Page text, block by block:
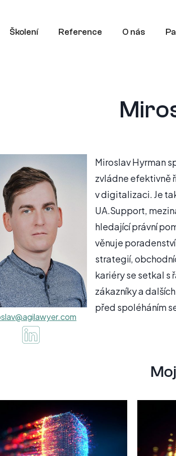
Školení Reference O nás
Miroslav Hyrman
zvládne efektivně
v digitalizaci. Je
UA.Support,
hledající právní
věnuje
strategií,
kariéry se setkal s
zákazníky a
před spoléháním